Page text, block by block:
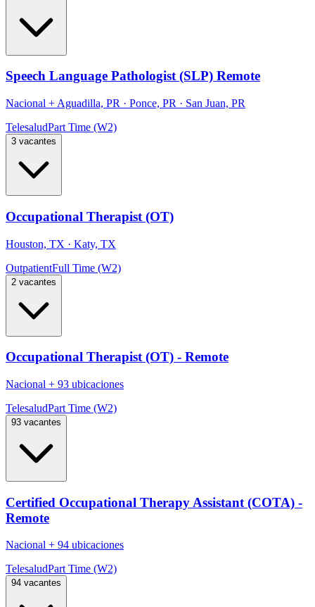
Speech Language Pathologist (SLP) Remote
Nacional + Aguadilla, PR · Ponce, PR · San Juan, PR
TelesaludPart Time (W2)
3 vacantes
Occupational Therapist (OT)
Houston, TX · Katy, TX
OutpatientFull Time (W2)
2 vacantes
Occupational Therapist (OT) - Remote
Nacional + 93 ubicaciones
TelesaludPart Time (W2)
93 vacantes
Certified Occupational Therapy Assistant (COTA) -
Remote
Nacional + 94 ubicaciones
TelesaludPart Time (W2)
94 vacantes